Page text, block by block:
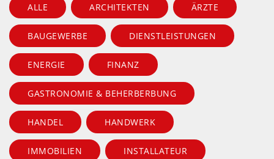
ALLE ARCHITEKTEN ÄRZTE
BAUGEWERBE DIENSTLEISTUNGEN
ENERGIE FINANZ
GASTRONOMIE & BEHERBERBUNG
HANDEL HANDWERK
IMMOBILIEN INSTALLATEUR